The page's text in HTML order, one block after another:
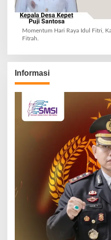
Momentum Hari Raya Idul Fitri,
Fitrah.
Informasi